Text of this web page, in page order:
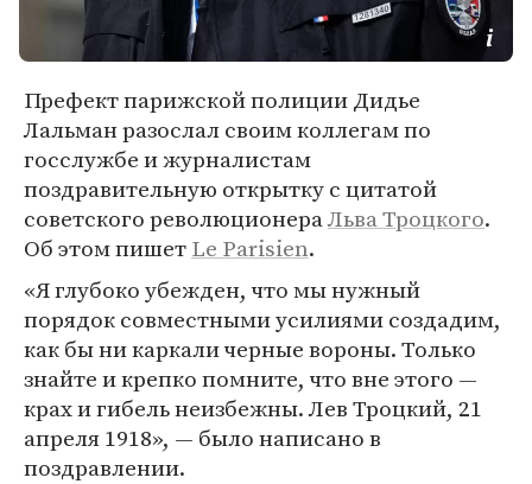
Префект парижской полиции Дидье
Лальман разослал своим коллегам по
госслужбе и журналистам
поздравительную открытку с цитатой
советского революционераЛьва Троцкого.
Об этом пишетLe Parisien.
«Я глубоко убежден, что мы нужный
порядок совместными усилиями создадим,
как бы ни каркали черные вороны. Только
знайте и крепко помните, что вне этого —
крах и гибель неизбежны. Лев Троцкий, 21
апреля 1918», — было написано в
поздравлении.